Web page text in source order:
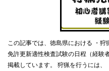
この記事では、徳島県における ・
免許更新適性検査試験の日程（経験
掲載しています。 狩猟を行うには